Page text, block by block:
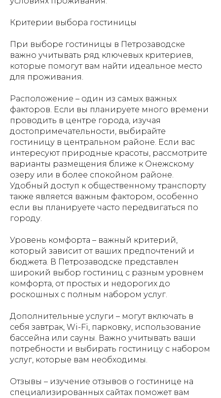
Критерии выбора гостиницы
При выборе гостиницы в Петрозаводске
важно учитывать ряд ключевых критериев,
которые помогут вам найти идеальное место
для проживания.
Расположение – один из самых важных
факторов. Если вы планируете много времени
проводить в центре города, изучая
достопримечательности, выбирайте
гостиницу в центральном районе. Если вас
интересуют природные красоты, рассмотрите
варианты размещения ближе к Онежскому
озеру или в более спокойном районе.
Удобный доступ к общественному транспорту
также является важным фактором, особенно
если вы планируете часто передвигаться по
городу.
Уровень комфорта – важный критерий,
который зависит от ваших предпочтений и
бюджета. В Петрозаводске представлен
широкий выбор гостиниц с разным уровнем
комфорта, от простых и недорогих до
роскошных с полным набором услуг.
Дополнительные услуги – могут включать в
себя завтрак, Wi-Fi, парковку, использование
бассейна или сауны. Важно учитывать ваши
потребности и выбирать гостиницу с набором
услуг, которые вам необходимы.
Отзывы – изучение отзывов о гостинице на
специализированных сайтах поможет вам